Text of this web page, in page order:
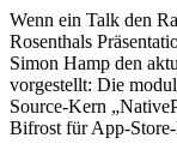
Wenn ein Talk den
Rosenthals
Simon Hamp den
vorgestellt: Die
Source-Kern
Bifrost für App-